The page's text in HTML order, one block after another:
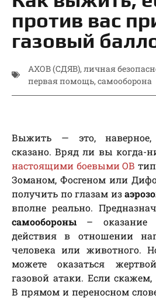
против вас
газовый
АХОВ (СДЯВ), личная
первая помощь, самооборона
Выжить — это,
сказано. Вряд ли вы когда-
настоящими боевыми ОВ
Зоманом, Фосгеном или
получить по глазам из
вполне реально.
самообороны – оказание
действия в отношении
человека или животного.
можете оказаться
газовой атаки. Если скажем,
В прямом и переносном